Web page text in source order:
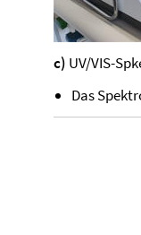
c) UV/VIS-
Das